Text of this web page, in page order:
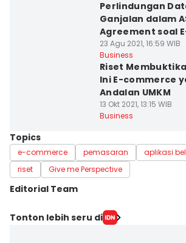
Perlindungan
Ganjalan dalam
Agreement soal
23 Agu 2021, 16:59 WIB
Business
Riset
Ini E-commerce
Andalan UMKM
13 Okt 2021, 13:15 WIB
Business
Topics
e-commerce pemasaran
aplikasi
riset
Give me Perspective
Editorial Team
Editor
Tonton lebih seru di